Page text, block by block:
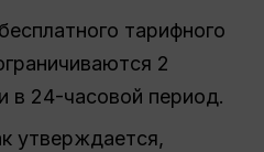
тарифного
2
в 24-часовой период.
утверждается,